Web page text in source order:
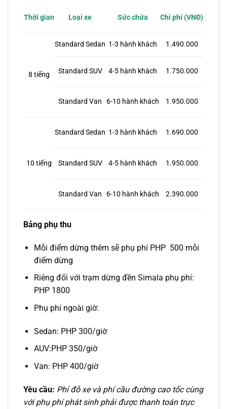
Thời gian Loại xe Sức chứa Chi phí (VNĐ)
8 tiếng
Standard Sedan 1-3 hành khách 1.490.000
Standard SUV 4-5 hành khách 1.750.000
Standard Van 6-10 hành khách 1.950.000
10 tiếng
Standard Sedan 1-3 hành khách 1.690.000
Standard SUV 4-5 hành khách 1.950.000
Standard Van 6-10 hành khách 2.390.000
Bảng phụ thu
Mỗi điểm dừng thêm sẽ phụ phí PHP 500 mỗi
điểm dừng
Riêng đối với trạm dừng đền Simala phụ phí:
PHP 1800
Phụ phí ngoài giờ:
Sedan: PHP 300/giờ
AUV:PHP 350/giờ
Van: PHP 400/giờ
Yêu cầu: Phí đỗ xe và phí cầu đường cao tốc cùng
với phụ phí phát sinh phải được thanh toán trực